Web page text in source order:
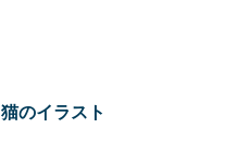
のイラスト